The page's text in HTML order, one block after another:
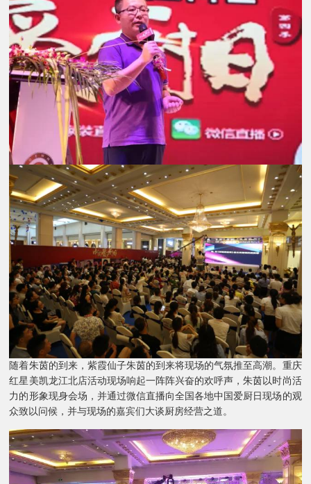
随着朱茵的到来，紫霞仙子朱茵的到来将现场的气氛推至高潮。重庆
红星美凯龙江北店活动现场响起一阵阵兴奋的欢呼声，朱茵以时尚活
力的形象现身会场，并通过微信直播向全国各地中国爱厨日现场的观
众致以问候，并与现场的嘉宾们大谈厨房经营之道。